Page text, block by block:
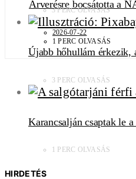
Árverésre bocsátotta a
2026-07-22
1 PERC OLVASÁS
3 PERC OLVASÁS
Újabb hőhullám érkezik,
3 PERC OLVASÁS
Karancsalján csaptak le
1 PERC OLVASÁS
HIRDETÉS